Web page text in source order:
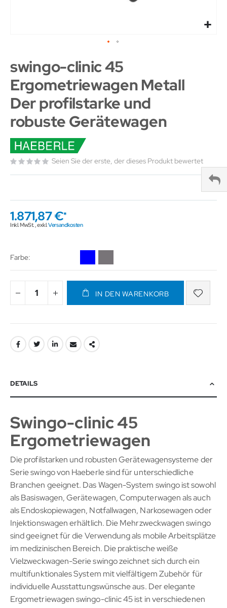
swingo-clinic 45
Ergometriewagen Metall
Der profilstarke und
robuste Gerätewagen
Seien Sie der erste, der dieses Produkt bewertet
1.871,87 €
Inkl. MwSt.,exkl.Versandkosten
Farbe
IN DEN WARENKORB
DETAILS
Swingo-clinic 45
Ergometriewagen
Die profilstarken und robusten Gerätewagensysteme der
Serie swingo von Haeberle sind für unterschiedliche
Branchen geeignet. Das Wagen-System swingo ist sowohl
als Basiswagen, Gerätewagen, Computerwagen als auch
als Endoskopiewagen, Notfallwagen, Narkosewagen oder
Injektionswagen erhältlich. Die Mehrzweckwagen swingo
sind geeignet für die Verwendung als mobile Arbeitsplätze
im medizinischen Bereich. Die praktische weiße
Vielzweckwagen-Serie swingo zeichnet sich durch ein
multifunktionales System mit vielfältigem Zubehör für
individuelle Ausstattungswünsche aus. Der elegante
Ergometriewagen swingo-clinic 45 ist in verschiedenen